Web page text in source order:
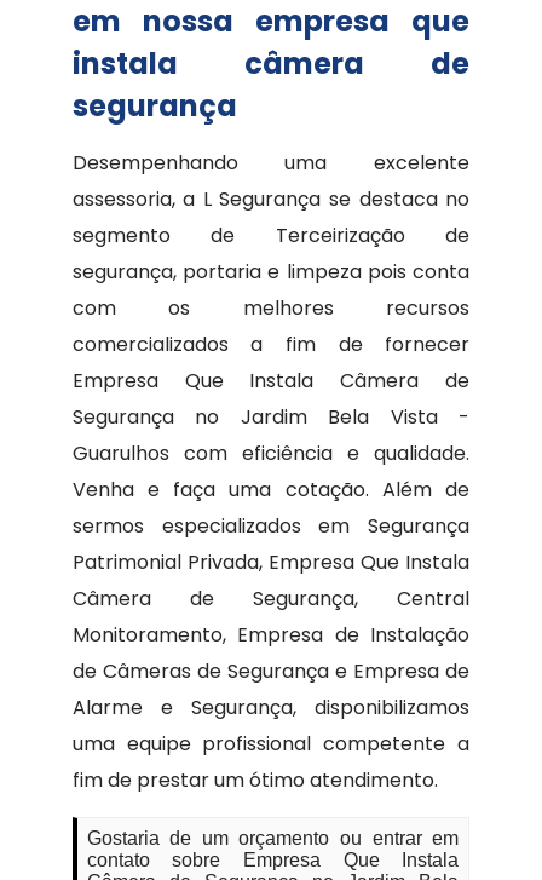
em nossa empresa que
instala câmera de
segurança
Desempenhando uma excelente
assessoria, a L Segurança se destaca no
segmento de Terceirização de
segurança, portaria e limpeza pois conta
com os melhores recursos
comercializados a fim de fornecer
Empresa Que Instala Câmera de
Segurança no Jardim Bela Vista -
Guarulhos com eficiência e qualidade.
Venha e faça uma cotação. Além de
sermos especializados em Segurança
Patrimonial Privada, Empresa Que Instala
Câmera de Segurança, Central
Monitoramento, Empresa de Instalação
de Câmeras de Segurança e Empresa de
Alarme e Segurança, disponibilizamos
uma equipe profissional competente a
fim de prestar um ótimo atendimento.
Gostaria de um orçamento ou entrar em
contato sobre Empresa Que Instala